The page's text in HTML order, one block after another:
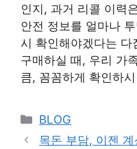
인지, 과거 리콜 이력
안전 정보를 얼마나
시 확인해야겠다는 다
구매하실 때, 우리 가
큼, 꼼꼼하게 확인하
Categories
BLOG
목돈 부담, 이젠